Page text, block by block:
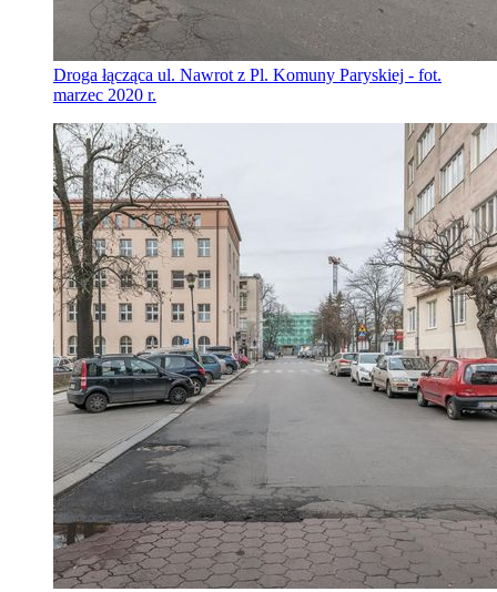
Droga łącząca ul. Nawrot z Pl. Komuny Paryskiej - fot.
marzec 2020 r.